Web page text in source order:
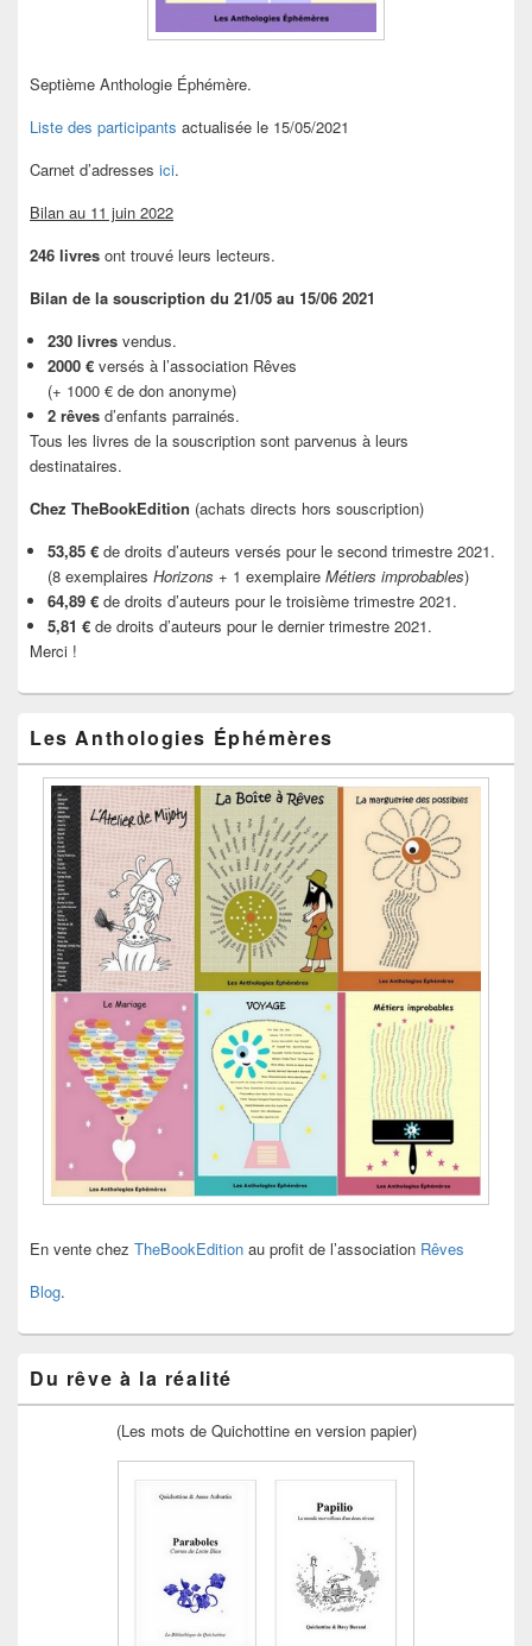
Septième Anthologie Éphémère.
Liste des participants actualisée le 15/05/2021
Carnet d’adresses ici.
Bilan au 11 juin 2022
246 livres ont trouvé leurs lecteurs.
Bilan de la souscription du 21/05 au 15/06 2021
230 livres vendus.
2000 € versés à l’association Rêves
(+ 1000 € de don anonyme)
2 rêves d’enfants parrainés.
Tous les livres de la souscription sont parvenus à leurs
destinataires.
Chez TheBookEdition (achats directs hors souscription)
53,85 € de droits d’auteurs versés pour le second trimestre 2021.
(8 exemplaires Horizons + 1 exemplaire Métiers improbables)
64,89 € de droits d’auteurs pour le troisième trimestre 2021.
5,81 € de droits d’auteurs pour le dernier trimestre 2021.
Merci !
Les Anthologies Éphémères
En vente chez TheBookEdition au profit de l’association Rêves
Blog.
Du rêve à la réalité
(Les mots de Quichottine en version papier)